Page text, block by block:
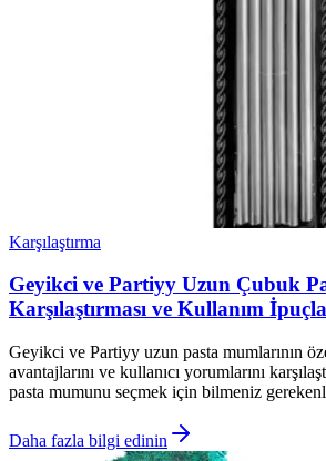
Karşılaştırma
Geyikci ve Partiyy Uzun Çubuk
Karşılaştırması ve Kullanım
Geyikci ve Partiyy uzun pasta mumlarının
avantajlarını ve kullanıcı yorumlarını
pasta mumunu seçmek için bilmeniz
Daha fazla bilgi edinin